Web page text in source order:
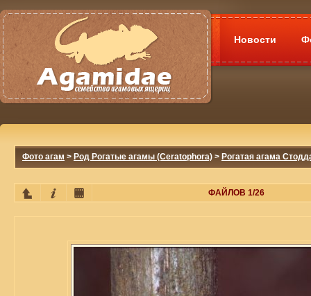
Новости
Фото агам > Род Рогатые агамы (Ceratophora) > Рогатая агама
ФАЙЛОВ 1/26